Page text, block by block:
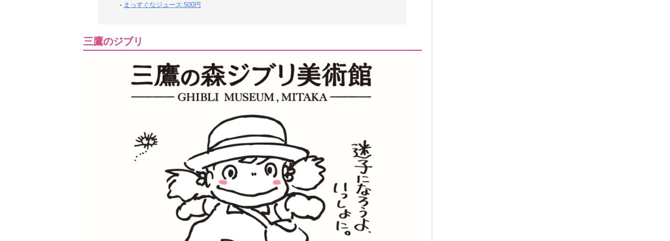
- まっすぐなジュース:500円
三鷹のジブリ